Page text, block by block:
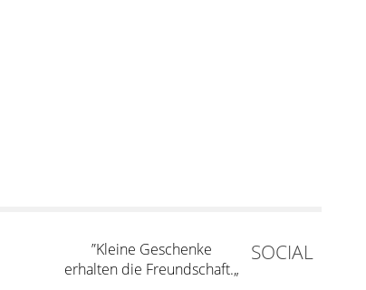
”Kleine Geschenke
erhalten die Freundschaft.„
SOCIAL